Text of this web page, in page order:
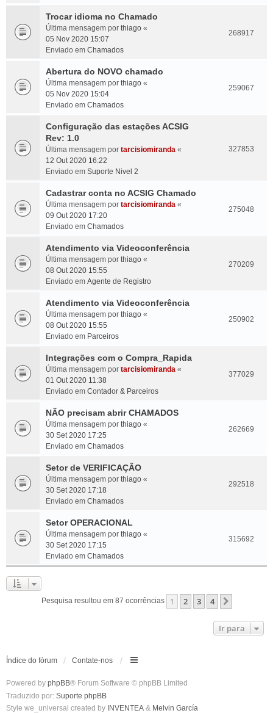
Trocar idioma no Chamado
Última mensagem por thiago «
05 Nov 2020 15:07
Enviado em Chamados
268917
Abertura do NOVO chamado
Última mensagem por thiago «
05 Nov 2020 15:04
Enviado em Chamados
259067
Configuração das estações ACSIG
Rev: 1.0
Última mensagem por tarcisiomiranda «
12 Out 2020 16:22
Enviado em Suporte Nivel 2
327853
Cadastrar conta no ACSIG Chamado
Última mensagem por tarcisiomiranda «
09 Out 2020 17:20
Enviado em Chamados
275048
Atendimento via Videoconferência
Última mensagem por thiago «
08 Out 2020 15:55
Enviado em Agente de Registro
270209
Atendimento via Videoconferência
Última mensagem por thiago «
08 Out 2020 15:55
Enviado em Parceiros
250902
Integrações com o Compra_Rapida
Última mensagem por tarcisiomiranda «
01 Out 2020 11:38
Enviado em Contador & Parceiros
377029
NÃO precisam abrir CHAMADOS
Última mensagem por thiago «
30 Set 2020 17:25
Enviado em Chamados
262669
Setor de VERIFICAÇÃO
Última mensagem por thiago «
30 Set 2020 17:18
Enviado em Chamados
292518
Setor OPERACIONAL
Última mensagem por thiago «
30 Set 2020 17:15
Enviado em Chamados
315692
Pesquisa resultou em 87 ocorrências 1 2 3 4
Ir para
Índice do fórum Contate-nos
Powered by phpBB® Forum Software © phpBB Limited
Traduzido por: Suporte phpBB
Style we_universal created by INVENTEA & Melvin García